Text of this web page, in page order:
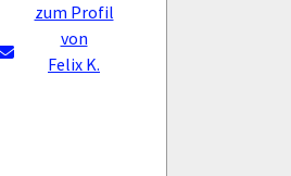
zum Profil
von
Felix K.